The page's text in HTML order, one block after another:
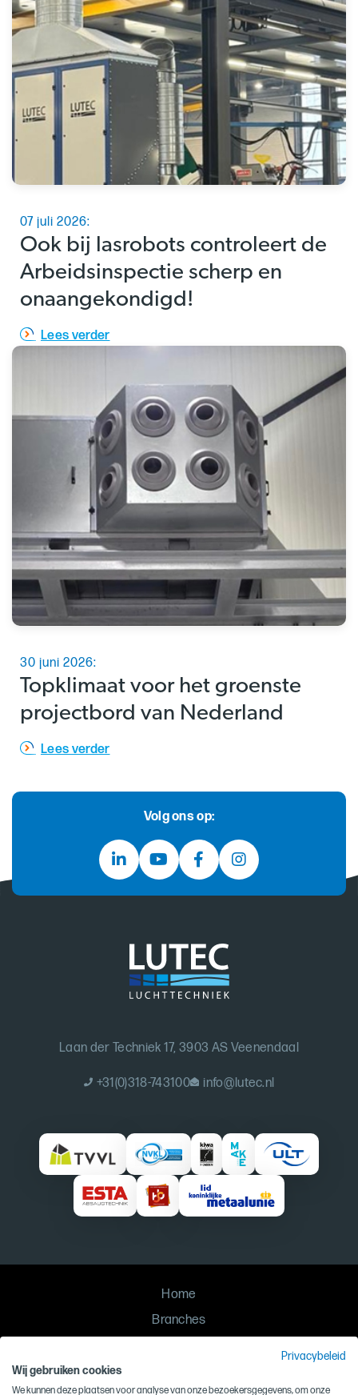
07 juli 2026:
Ook bij lasrobots controleert de
Arbeidsinspectie scherp en
onaangekondigd!
Lees verder
30 juni 2026:
Topklimaat voor het groenste
projectbord van Nederland
Lees verder
Volg ons op:
Laan der Techniek 17, 3903 AS Veenendaal
+31(0)318-743100 info@lutec.nl
Home
Branches
Privacybeleid
Wij gebruiken cookies
We kunnen deze plaatsen voor analyse van onze bezoekersgegevens, om onze